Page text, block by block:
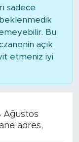
sadece
Bu
açık
etmeniz iyi
Ağustos
adres,